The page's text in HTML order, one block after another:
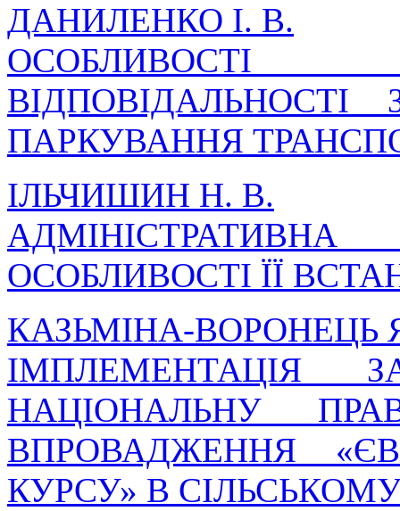
ДАНИЛЕНКО І. В.
ОСОБЛИВОСТІ
ПАРКУВАННЯ
ІЛЬЧИШИН Н. В.
ОСОБЛИВОСТІ ЇЇ
КАЗЬМІНА-ВОРОНЕЦЬ
ІМПЛЕМЕНТАЦІЯ
НАЦІОНАЛЬНУ
ВПРОВАДЖЕННЯ
КУРСУ» В